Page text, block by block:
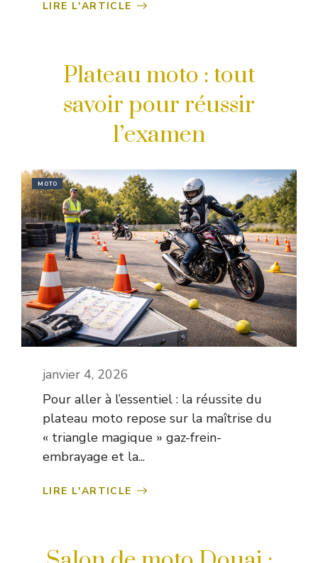
LIRE L'ARTICLE
Plateau moto : tout
savoir pour réussir
l’examen
MOTO
janvier 4, 2026
Pour aller à l’essentiel : la réussite du
plateau moto repose sur la maîtrise du
« triangle magique » gaz-frein-
embrayage et la...
LIRE L'ARTICLE